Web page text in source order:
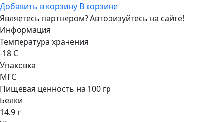
Добавить в корзину В корзине
Являетесь партнером?Авторизуйтесь на сайте!
Информация
Температура хранения
-18 С
Упаковка
МГС
Пищевая ценность на 100 гр
Белки
14.9 г